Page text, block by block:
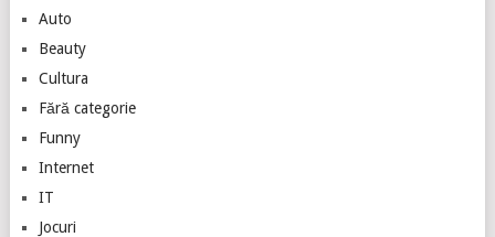
Auto
Beauty
Cultura
Fără categorie
Funny
Internet
IT
Jocuri